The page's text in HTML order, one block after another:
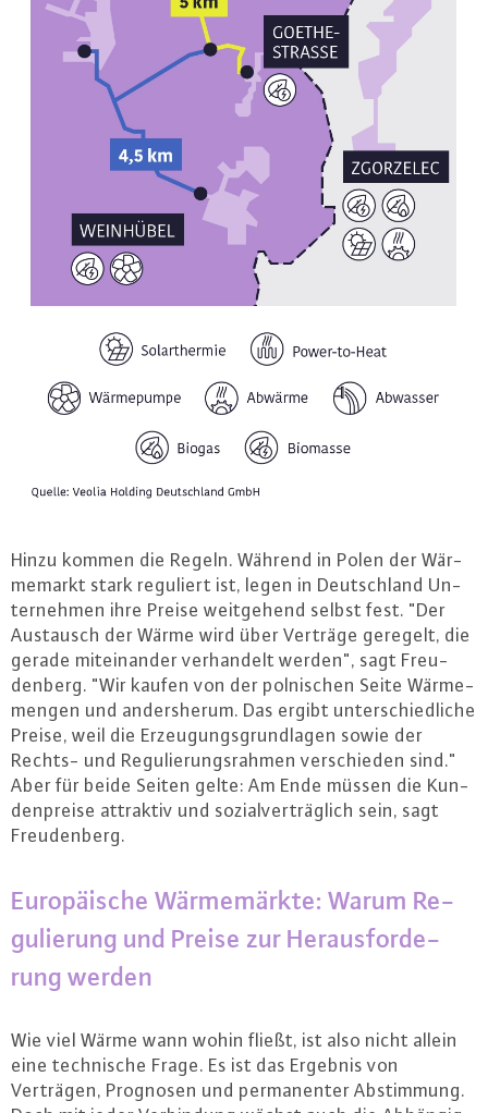
Hinzu kommen die Regeln. Während in Polen der Wär­
me­markt stark reguliert ist, legen in Deutsch­land Un­
ter­neh­men ihre Preise weit­ge­hend selbst fest. "Der
Austausch der Wärme wird über Verträge geregelt, die
gerade mit­ein­an­der ver­han­delt werden", sagt Freu­
den­berg. "Wir kaufen von der pol­ni­schen Seite Wär­me­
men­gen und an­ders­her­um. Das ergibt un­ter­schied­li­che
Preise, weil die Er­zeu­gungs­grund­la­gen sowie der
Rechts- und Re­gu­lie­rungs­rah­men ver­schie­den sind."
Aber für beide Seiten gelte: Am Ende müssen die Kun­
den­prei­se attraktiv und so­zi­al­ver­träg­lich sein, sagt
Freu­den­berg.
Eu­ro­päi­sche Wär­me­märk­te: Warum Re­
gu­lie­rung und Preise zur Her­aus­for­de­
rung werden
Wie viel Wärme wann wohin fließt, ist also nicht allein
eine tech­ni­sche Frage. Es ist das Ergebnis von
Verträgen, Prognosen und per­ma­nen­ter Ab­stim­mung.